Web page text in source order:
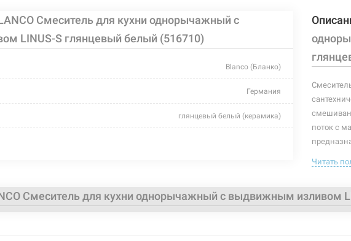
Смеситель для кухни однорычажный с
LINUS-S глянцевый белый (516710)
Blanco (Бланко)
Германия
глянцевый белый (керамика)
поток с
В
Читать
Смеситель для кухни однорычажный с выдвижным изливом